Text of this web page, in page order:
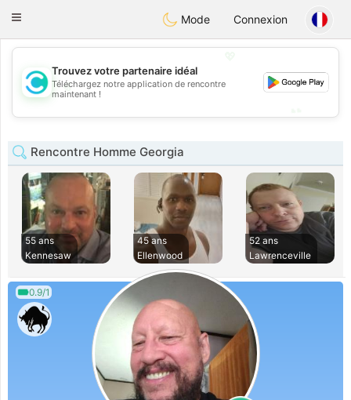
olombiaCitas
Toggle
Mode Connexion
💖
💕
Trouvez votre partenaire idéal
Téléchargez notre application de rencontre
maintenant !
Rencontre Homme Georgia
55 ans
Kennesaw
45 ans
Ellenwood
52 ans
Lawrenceville
0.9/1